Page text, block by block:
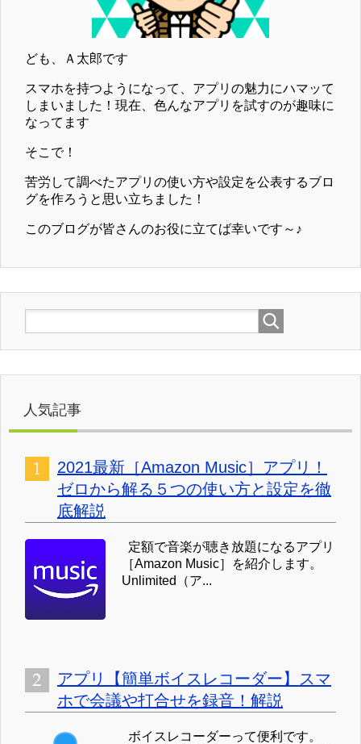
ども、Ａ太郎です
スマホを持つようになって、アプリの魅力にハマッて
しまいました！現在、色んなアプリを試すのが趣味に
なってます
そこで！
苦労して調べたアプリの使い方や設定を公表するブロ
グを作ろうと思い立ちました！
このブログが皆さんのお役に立てば幸いです～♪
人気記事
2021最新［Amazon Music］アプリ！
ゼロから解る５つの使い方と設定を徹
底解説
定額で音楽が聴き放題になるアプリ
［Amazon Music］を紹介します。
Unlimited（ア...
アプリ【簡単ボイスレコーダー】スマ
ホで会議や打合せを録音！解説
ボイスレコーダーって便利です。